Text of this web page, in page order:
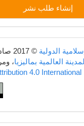
إنشاء طلب نشر
الدولية © 2017 صادرة عن
العالمية بماليزيا
4.0 International